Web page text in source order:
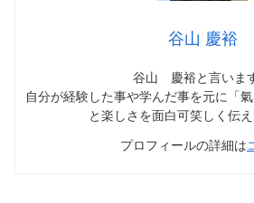
谷山 慶裕
谷山 慶裕と言いま
自分が経験した事や学んだ事を元に「
と楽しさを面白可笑しく伝え
プロフィールの詳細は